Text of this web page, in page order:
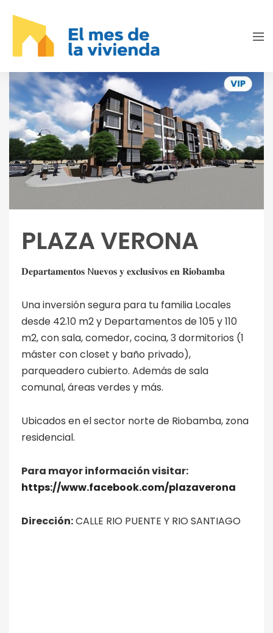
PLAZA VERONA
𝐃𝐞𝐩𝐚𝐫𝐭𝐚𝐦𝐞𝐧𝐭𝐨𝐬 N𝐮𝐞𝐯𝐨𝐬 𝐲 𝐞𝐱𝐜𝐥𝐮𝐬𝐢𝐯𝐨𝐬 𝐞𝐧 𝐑𝐢𝐨𝐛𝐚𝐦𝐛𝐚
Una inversión segura para tu familia Locales
desde 42.10 m2 y Departamentos de 105 y 110
m2, con sala, comedor, cocina, 3 dormitorios (1
máster con closet y baño privado),
parqueadero cubierto. Además de sala
comunal, áreas verdes y más.
Ubicados en el sector norte de Riobamba, zona
residencial.
Para mayor información visitar:
https://www.facebook.com/plazaverona
Dirección:CALLE RIO PUENTE Y RIO SANTIAGO